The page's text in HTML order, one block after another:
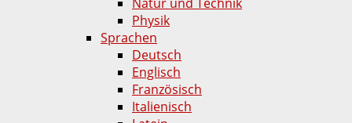
Physik
Sprachen
Deutsch
Englisch
Französisch
Italienisch